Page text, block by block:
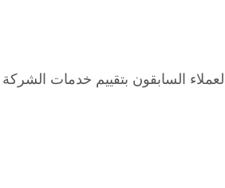
السابقون بتقييم خدمات الشركة